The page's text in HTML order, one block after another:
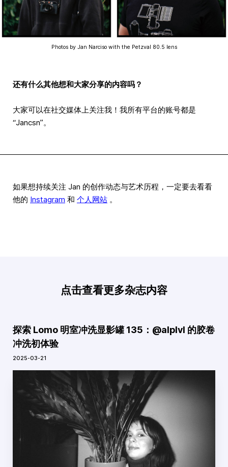
Photos by Jan Narciso with the Petzval 80.5 lens
还有什么其他想和大家分享的内容吗？
大家可以在社交媒体上关注我！我所有平台的账号都是
“Jancsn”。
如果想持续关注 Jan 的创作动态与艺术历程，一定要去看看
他的 Instagram 和 个人网站 。
点击查看更多杂志内容
探索 Lomo 明室冲洗显影罐 135：@alplvl 的胶卷
冲洗初体验
2025-03-21